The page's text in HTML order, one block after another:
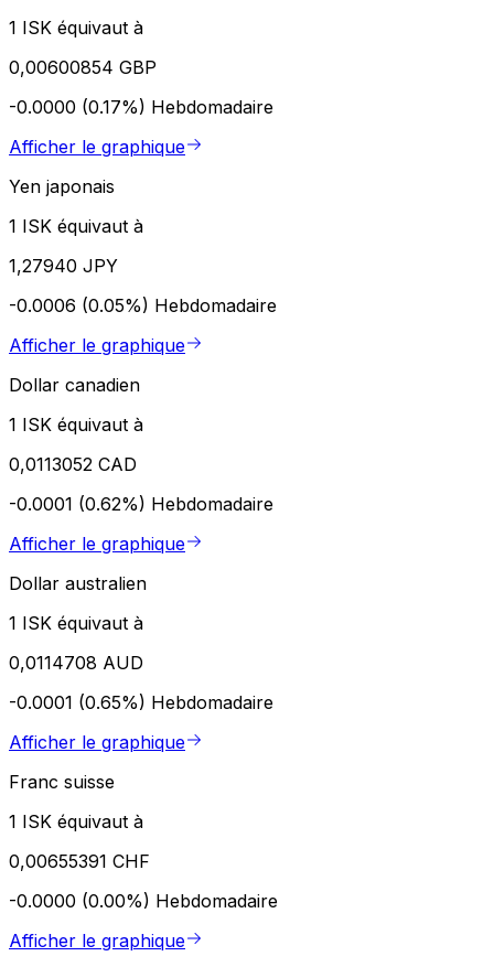
1 ISK équivaut à
0,00600854 GBP
-0.0000 (0.17%) Hebdomadaire
Afficher le graphique
Yen japonais
1 ISK équivaut à
1,27940 JPY
-0.0006 (0.05%) Hebdomadaire
Afficher le graphique
Dollar canadien
1 ISK équivaut à
0,0113052 CAD
-0.0001 (0.62%) Hebdomadaire
Afficher le graphique
Dollar australien
1 ISK équivaut à
0,0114708 AUD
-0.0001 (0.65%) Hebdomadaire
Afficher le graphique
Franc suisse
1 ISK équivaut à
0,00655391 CHF
-0.0000 (0.00%) Hebdomadaire
Afficher le graphique